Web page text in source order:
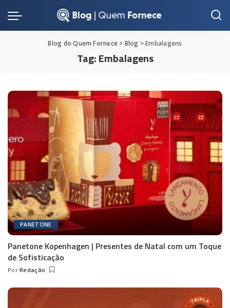
Blog do Quem Fornece> Blog >Embalagens
Tag:Embalagens
PANETONE
Panetone Kopenhagen | Presentes de Natal com um Toque
de Sofisticação
Posted
Por Redação